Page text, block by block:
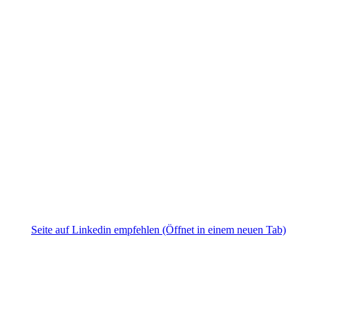
Seite auf Linkedin empfehlen (Öffnet in einem neuen Tab)